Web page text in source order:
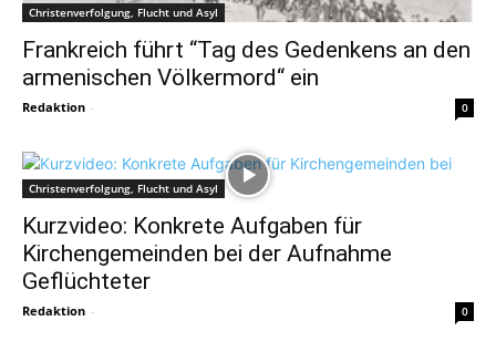
Christenverfolgung, Flucht und Asyl
Frankreich führt “Tag des Gedenkens an den
armenischen Völkermord“ ein
Redaktion - 0
Christenverfolgung, Flucht und Asyl
Kurzvideo: Konkrete Aufgaben für
Kirchengemeinden bei der Aufnahme
Geflüchteter
Redaktion - 0